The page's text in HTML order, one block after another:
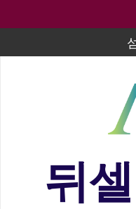
김
2023년 어
라
은
뒤